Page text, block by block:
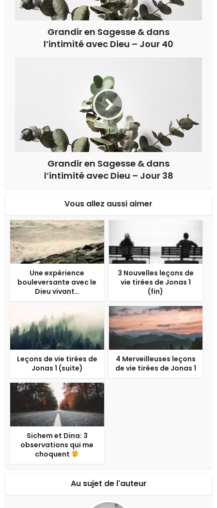
Grandir en Sagesse & dans
l’intimité avec Dieu – Jour 40
Grandir en Sagesse & dans
l’intimité avec Dieu – Jour 38
Vous allez aussi aimer
Une expérience
bouleversante avec le
Dieu vivant…
3 Nouvelles leçons de
vie tirées de Jonas 1
(fin)
Leçons de vie tirées de
Jonas 1 (suite)
4 Merveilleuses leçons
de vie tirées de Jonas 1
Sichem et Dina: 3
observations qui me
choquent
Au sujet de l'auteur